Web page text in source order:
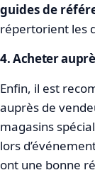
guides de
répertorient les
4. Acheter
Enfin, il est
auprès de
magasins
lors
ont une bonne